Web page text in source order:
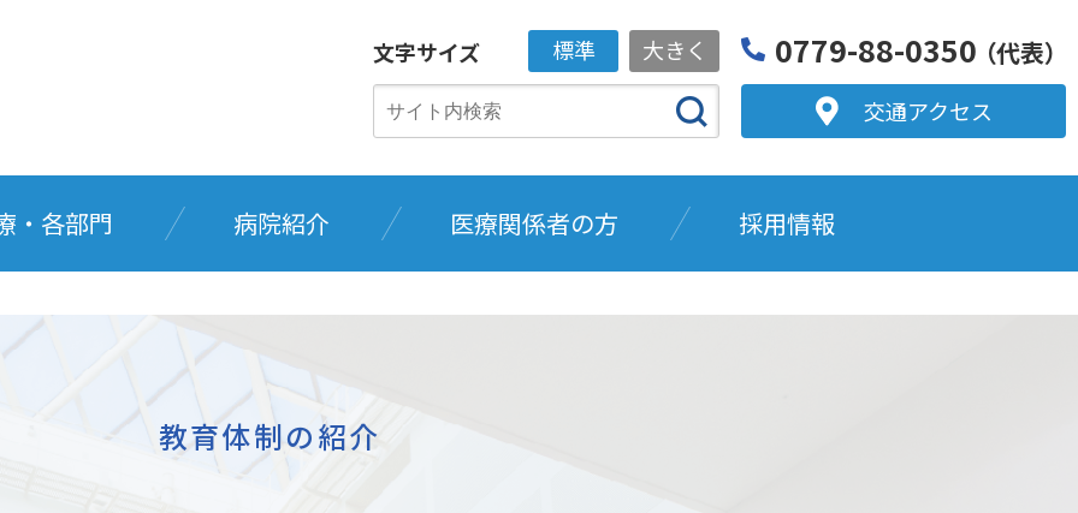
文字サイズ 標準 大きく 0779-88-0350 （代表）
交通アクセス
・各部門 病院紹介 医療関係者の方 採用情報
教育体制の紹介